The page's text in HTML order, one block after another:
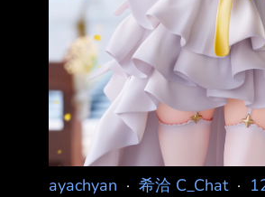
ayachyan · 希洽 C_Chat·